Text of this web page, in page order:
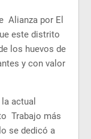
Alianza por El
este distrito
los huevos de
y con valor
actual
Trabajo más
se dedicó a